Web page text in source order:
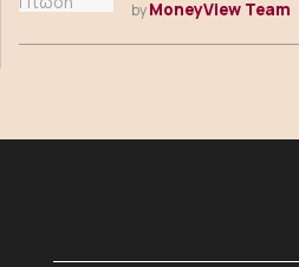
byMoneyView Team